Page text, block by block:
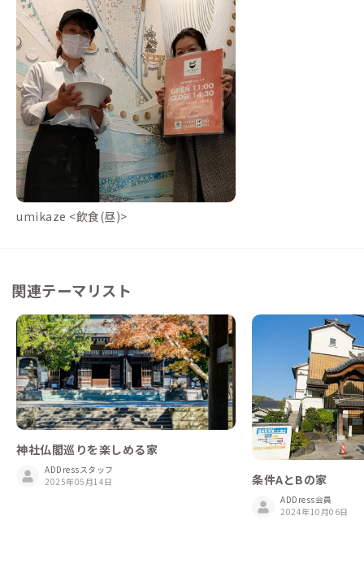
umikaze <飲食(昼)>
関連テーマリスト
神社仏閣巡りを楽しめる家
ADDressスタッフ
2025年05月14日
条件AとBの家
ADDress会員
2024年10月06日